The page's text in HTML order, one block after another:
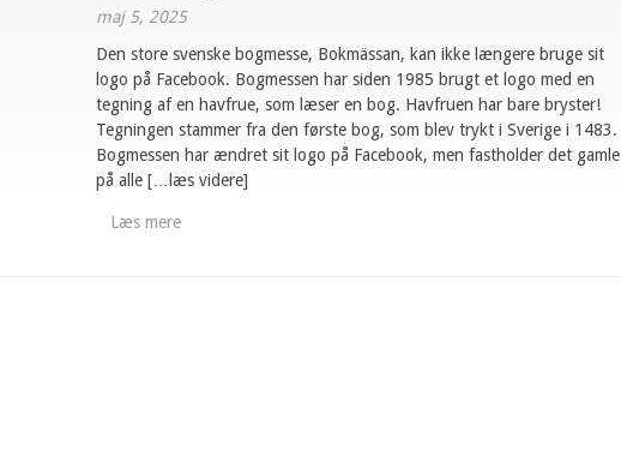
maj 5, 2025
Den store svenske bogmesse, Bokmässan, kan ikke længere bruge sit
logo på Facebook. Bogmessen har siden 1985 brugt et logo med en
tegning af en havfrue, som læser en bog. Havfruen har bare bryster!
Tegningen stammer fra den første bog, som blev trykt i Sverige i 1483.
Bogmessen har ændret sit logo på Facebook, men fastholder det gamle
på alle […læs videre]
Læs mere